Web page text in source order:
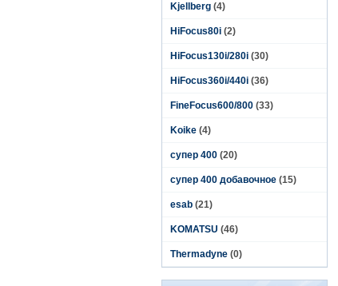
Kjellberg (4)
HiFocus80i (2)
HiFocus130i/280i (30)
HiFocus360i/440i (36)
FineFocus600/800 (33)
Koike (4)
супер 400 (20)
супер 400 добавочное (15)
esab (21)
KOMATSU (46)
Thermadyne (0)